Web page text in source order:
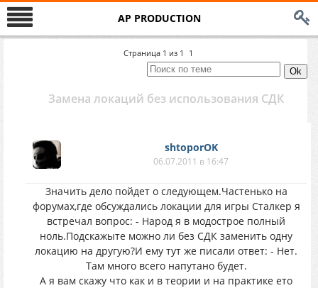
AP PRODUCTION
Страница 1 из 1 1
Замена локаций без использования СДК
shtoporOK
06.07.2011 в 16:47
Значить дело пойдет о следующем.Частенько на
форумах,где обсуждались локации для игры Сталкер я
встречал вопрос: - Народ я в модострое полный
ноль.Подскажыте можно ли без СДК заменить одну
локацию на другую?И ему тут же писали ответ: - Нет.
Там много всего напутано будет.
А я вам скажу что как и в теории и на практике ето